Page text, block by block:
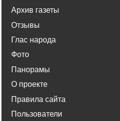
Архив газеты
Отзывы
Глас народа
Фото
Панорамы
О проекте
Правила сайта
Пользователи